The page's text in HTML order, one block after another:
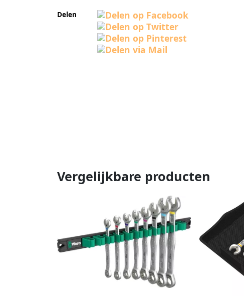
Delen
Vergelijkbare producten